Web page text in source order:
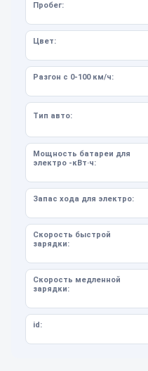
Пробег:
Цвет:
Разгон с 0-100 км/ч:
Тип авто:
Мощность батареи для
электро -кВт·ч:
Запас хода для электро:
Скорость быстрой
зарядки:
Скорость медленной
зарядки:
id: